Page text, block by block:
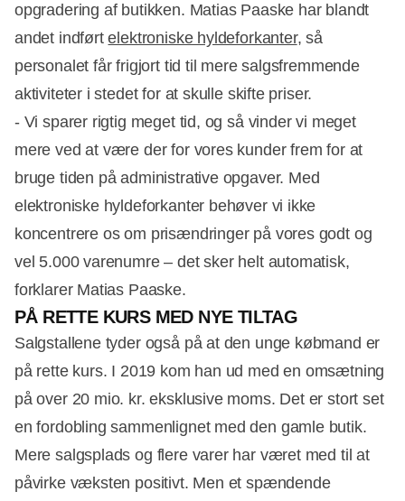
opgradering af butikken. Matias Paaske har blandt
andet indførtelektroniske hyldeforkanter, så
personalet får frigjort tid til mere salgsfremmende
aktiviteter i stedet for at skulle skifte priser.
- Vi sparer rigtig meget tid, og så vinder vi meget
mere ved at være der for vores kunder frem for at
bruge tiden på administrative opgaver. Med
elektroniske hyldeforkanter behøver vi ikke
koncentrere os om prisændringer på vores godt og
vel 5.000 varenumre – det sker helt automatisk,
forklarer Matias Paaske.
PÅ RETTE KURS MED NYE TILTAG
Salgstallene tyder også på at den unge købmand er
på rette kurs. I 2019 kom han ud med en omsætning
på over 20 mio. kr. eksklusive moms. Det er stort set
en fordobling sammenlignet med den gamle butik.
Mere salgsplads og flere varer har været med til at
påvirke væksten positivt. Men et spændende